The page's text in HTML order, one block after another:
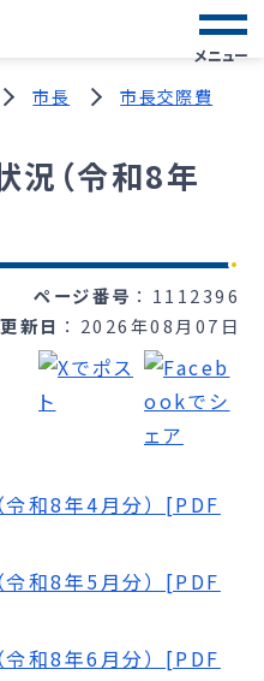
メニュー
市長 市長交際費
況（令和8年
ページ番号
1112396
更新日
2026年08月07日
和8年4月分） [PDF
和8年5月分） [PDF
和8年6月分） [PDF